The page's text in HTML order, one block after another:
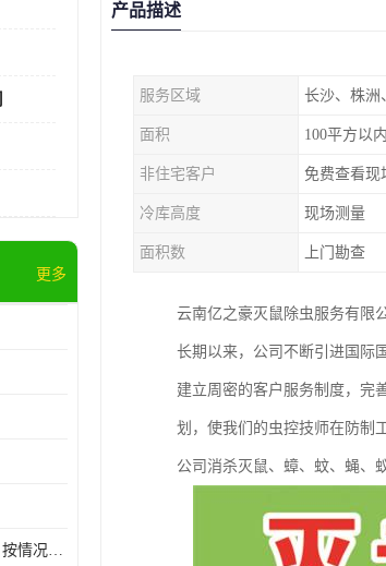
更多
昆明家庭灭蟑螂团队 按情况提出解决方案
产品描述
服务区域 长沙、株洲
面积 100平方以内
非住宅客户 免费查看现
冷库高度 现场测量
面积数 上门勘查
云南亿之豪灭鼠除虫服务有限
长期以来，公司不断引进国际
建立周密的客户服务制度，完
划，使我们的虫控技师在防制
公司消杀灭鼠、蟑、蚊、蝇、